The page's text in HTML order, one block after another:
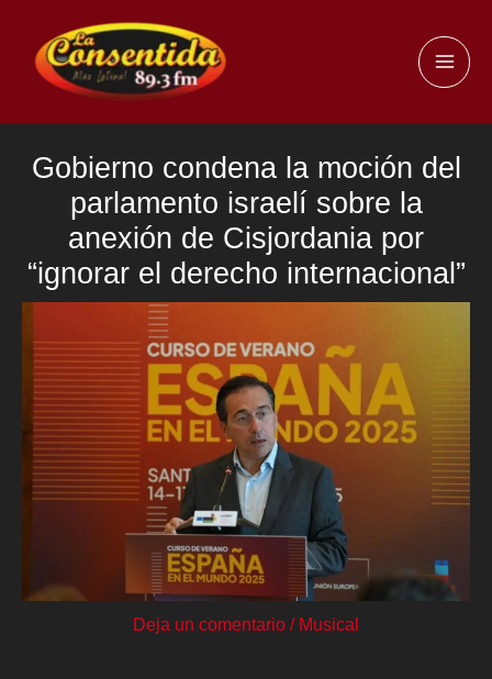
contenido
Gobierno condena la moción del
parlamento israelí sobre la
anexión de Cisjordania por
“ignorar el derecho internacional”
Deja un comentario / Musical